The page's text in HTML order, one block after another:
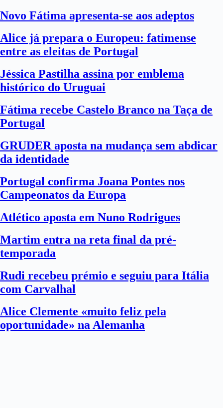
Novo Fátima apresenta-se aos adeptos
Alice já prepara o Europeu: fatimense
entre as eleitas de Portugal
Jéssica Pastilha assina por emblema
histórico do Uruguai
Fátima recebe Castelo Branco na Taça de
Portugal
GRUDER aposta na mudança sem abdicar
da identidade
Portugal confirma Joana Pontes nos
Campeonatos da Europa
Atlético aposta em Nuno Rodrigues
Martim entra na reta final da pré-
temporada
Rudi recebeu prémio e seguiu para Itália
com Carvalhal
Alice Clemente «muito feliz pela
oportunidade» na Alemanha